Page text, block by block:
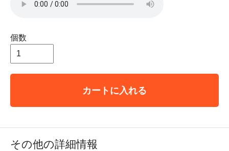
個数
カートに入れる
その他の詳細情報